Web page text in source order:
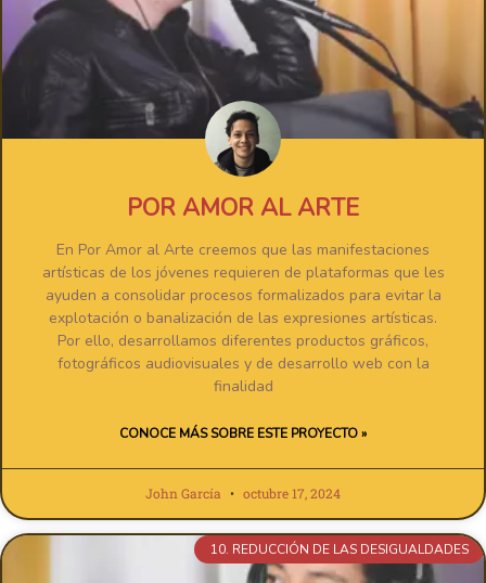
POR AMOR AL ARTE
En Por Amor al Arte creemos que las manifestaciones
artísticas de los jóvenes requieren de plataformas que les
ayuden a consolidar procesos formalizados para evitar la
explotación o banalización de las expresiones artísticas.
Por ello, desarrollamos diferentes productos gráficos,
fotográficos audiovisuales y de desarrollo web con la
finalidad
CONOCE MÁS SOBRE ESTE PROYECTO »
John García octubre 17, 2024
10. REDUCCIÓN DE LAS DESIGUALDADES